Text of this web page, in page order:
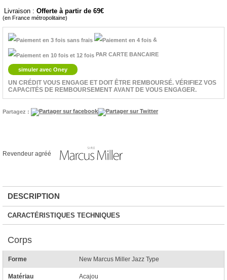
Livraison : Offerte à partir de 69
(en France métropolitaine)
&
PAR CARTE BANCAIRE
simuler avec Oney
UN CRÉDIT VOUS ENGAGE ET DOIT ÊTRE REMBOURSÉ. VÉRIFIEZ VOS
CAPACITÉS DE REMBOURSEMENT AVANT DE VOUS ENGAGER.
Partagez :
Revendeur agréé
DESCRIPTION
CARACTÉRISTIQUES TECHNIQUES
Corps
Forme New Marcus Miller Jazz Type
Matériau Acajou